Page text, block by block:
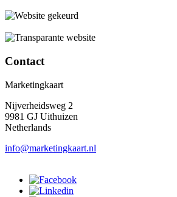
Contact
Marketingkaart
Nijverheidsweg 2
9981 GJ Uithuizen
Netherlands
info@marketingkaart.nl